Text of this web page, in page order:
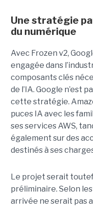
Une stratégie
du numérique
Avec Frozen v2,
engagée dans
composants clés
de l’IA. Google n’est
cette stratégie.
puces IA avec les
ses services AWS,
également sur des
destinés à ses
Le projet serait
préliminaire. Selon
arrivée ne serait pas